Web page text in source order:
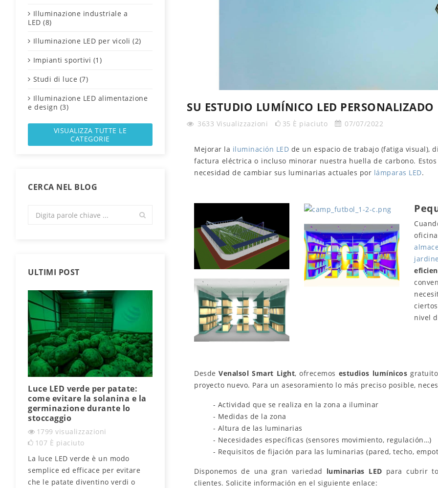
Illuminazione industriale a
LED (8)
Illuminazione LED per vicoli (2)
Impianti sportivi (1)
Studi di luce (7)
Illuminazione LED alimentazione
e design (3)
VISUALIZZA TUTTE LE
CATEGORIE
CERCA NEL BLOG
ULTIMI POST
Luce LED verde per patate:
come evitare la solanina e la
germinazione durante lo
stoccaggio
1799 visualizzazioni
107 È piaciuto
La luce LED verde è un modo
semplice ed efficace per evitare
che le patate diventino verdi o
Che cosa sono le candele e
nell’illuminazione
industriale?
visualizzazioni
1
È piaciuto
Sapevi che più lumen non
significano sempre una luce
migliore? Scopri come le candele
Flusso luminoso negli
modo efficiente qualsiasi
9 È piaciuto
Il flusso luminoso misura la luce
utile (lumen) di un apparecchio a
LED. Conosci l'importanza di
SU ESTUDIO LUMÍNICO LED PERSONALIZADO
3633 Visualizzazioni 35 È piaciuto 07/07/2022
Mejorar la iluminación LED de un espacio de trabajo (fatiga visual),
factura eléctrica o incluso minorar nuestra huella de carbono.
necesidad de cambiar sus luminarias actuales por lámparas LED.
nivel
DesdeVenalsol Smart Light, ofrecemos estudios lumínicos
proyecto nuevo. Para un asesoramiento lo más preciso posible,
- Actividad que se realiza en la zona a iluminar
- Medidas de la zona
- Altura de las luminarias
- Necesidades específicas (sensores movimiento, regulación…)
- Requisitos de fijación para las luminarias (pared, techo,
Disponemos de una gran variedad luminarias LED para cubrir
clientes. Solicite información en el siguiente enlace: